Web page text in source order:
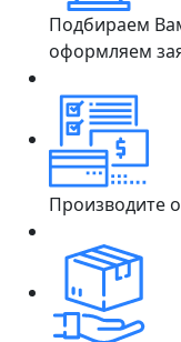
Подбираем
оформляем
Производите